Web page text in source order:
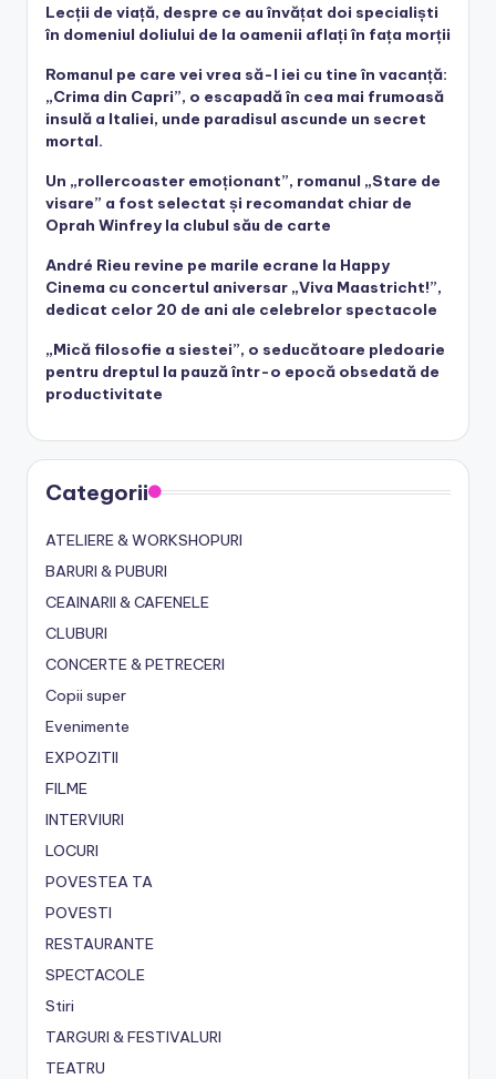
Lecții de viață, despre ce au învățat doi specialiști
în domeniul doliului de la oamenii aflați în fața morții
Romanul pe care vei vrea să-l iei cu tine în vacanță:
„Crima din Capri”, o escapadă în cea mai frumoasă
insulă a Italiei, unde paradisul ascunde un secret
mortal.
Un „rollercoaster emoționant”, romanul „Stare de
visare” a fost selectat și recomandat chiar de
Oprah Winfrey la clubul său de carte
André Rieu revine pe marile ecrane la Happy
Cinema cu concertul aniversar „Viva Maastricht!”,
dedicat celor 20 de ani ale celebrelor spectacole
„Mică filosofie a siestei”, o seducătoare pledoarie
pentru dreptul la pauză într-o epocă obsedată de
productivitate
Categorii
ATELIERE & WORKSHOPURI
BARURI & PUBURI
CEAINARII & CAFENELE
CLUBURI
CONCERTE & PETRECERI
Copii super
Evenimente
EXPOZITII
FILME
INTERVIURI
LOCURI
POVESTEA TA
POVESTI
RESTAURANTE
SPECTACOLE
Stiri
TARGURI & FESTIVALURI
TEATRU